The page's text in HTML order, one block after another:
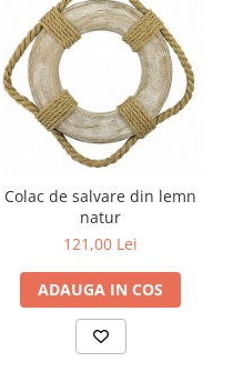
Colac de salvare din lemn
natur
121,00 Lei
ADAUGA IN COS